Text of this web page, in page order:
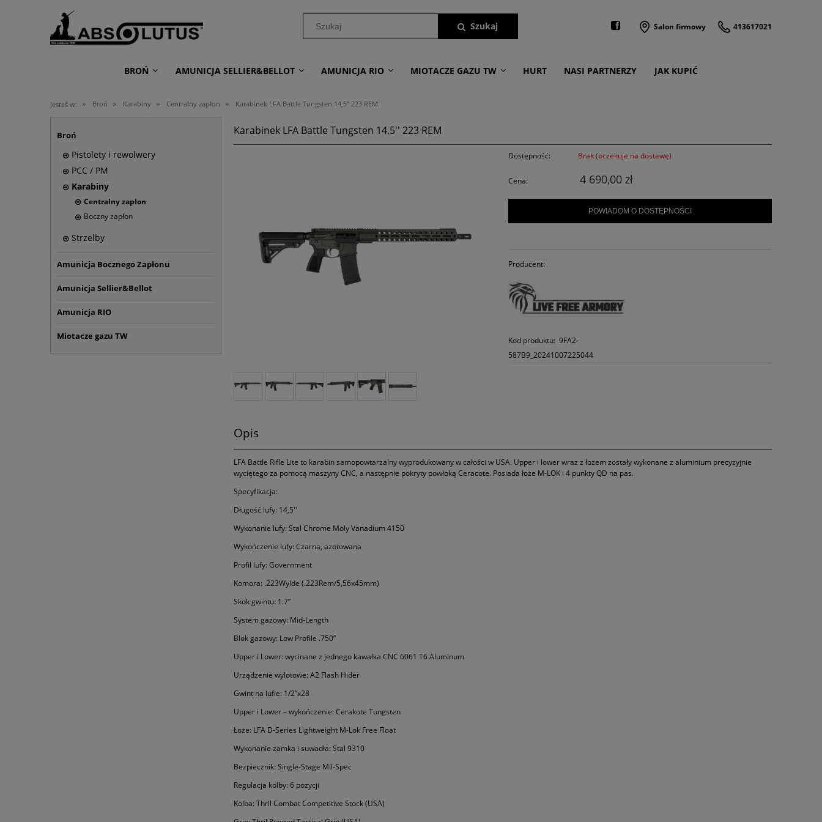
Salon firmowy 413617021
BROŃ AMUNICJA SELLIER&BELLOT AMUNICJA RIO MIOTACZE GAZU TW HURT NASI PARTNERZY JAK KUPIĆ
Jesteś w: » Broń » Karabiny » Centralny zapłon » Karabinek LFA Battle Tungsten 14,5'' 223 REM
Broń
Pistolety i rewolwery
PCC / PM
Karabiny
Centralny zapłon
Boczny zapłon
Strzelby
Amunicja Bocznego Zapłonu
Amunicja Sellier&Bellot
Amunicja RIO
Miotacze gazu TW
Karabinek LFA Battle Tungsten 14,5'' 223 REM
Dostępność: Brak (oczekuje na dostawę)
Cena: 4 690,00 zł
POWIADOM O DOSTĘPNOŚCI
Producent:
Kod produktu: 9FA2-
587B9_20241007225044
Opis
LFA Battle Rifle Lite to karabin samopowtarzalny wyprodukowany w całości w USA. Upper i lower wraz z łożem zostały wykonane z aluminium precyzyjnie
wyciętego za pomocą maszyny CNC, a następnie pokryty powłoką Ceracote. Posiada łoże M-LOK i 4 punkty QD na pas.
Specyfikacja:
Długość lufy: 14,5''
Wykonanie lufy: Stal Chrome Moly Vanadium 4150
Wykończenie lufy: Czarna, azotowana
Profil lufy: Government
Komora: .223Wylde (.223Rem/5,56x45mm)
Skok gwintu: 1:7”
System gazowy: Mid-Length
Blok gazowy: Low Profile .750”
Upper i Lower: wycinane z jednego kawałka CNC 6061 T6 Aluminum
Urządzenie wylotowe: A2 Flash Hider
Gwint na lufie: 1/2″x28
Upper i Lower – wykończenie: Cerakote Tungsten
Łoże: LFA D-Series Lightweight M-Lok Free Float
Wykonanie zamka i suwadła: Stal 9310
Bezpiecznik: Single-Stage Mil-Spec
Regulacja kolby: 6 pozycji
Kolba: Thril Combat Competitive Stock (USA)